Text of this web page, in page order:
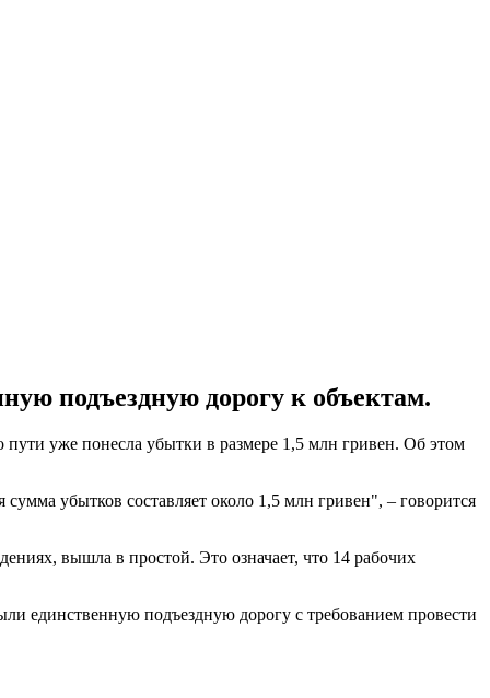
подъездную дорогу к объектам.
пути уже понесла убытки в размере 1,5 млн гривен. Об этом
убытков составляет около 1,5 млн гривен", – говорится
вышла в простой. Это означает, что 14 рабочих
единственную подъездную дорогу с требованием провести